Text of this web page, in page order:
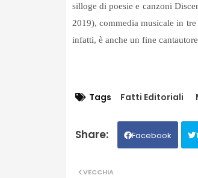
silloge di poesie e canzoni
2019), commedia musicale in
infatti, è anche un fine
Tags Fatti Editoriali
Facebook
VECCHIA